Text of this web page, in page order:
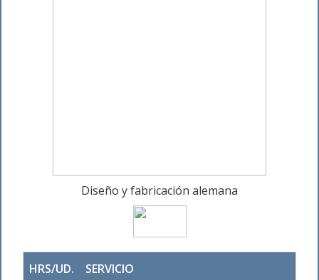
Diseño y fabricación alemana
HRS/UD. SERVICIO